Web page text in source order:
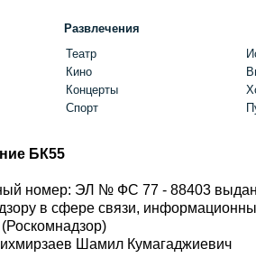
Развлечения
Театр
Кино
Концерты
Спорт
БК55
номер: ЭЛ № ФС 77 - 88403
в сфере связи,
Шамил Кумагаджиевич